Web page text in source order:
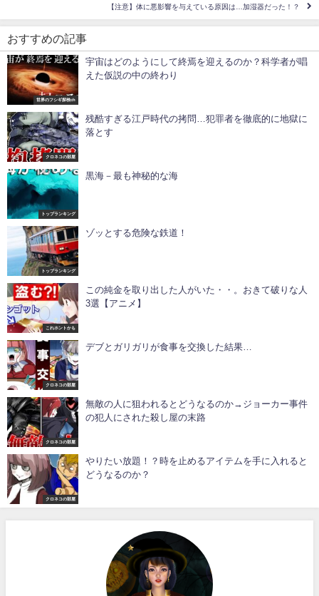
【注意】体に悪影響を与えている原因は…加湿器だった！？
おすすめの記事
世界のフシギ探検ch
宇宙はどのようにして終焉を迎えるのか？科学者が唱
えた仮説の中の終わり
クロネコの部屋
残酷すぎる江戸時代の拷問…犯罪者を徹底的に地獄に
落とす
トップランキング
黒海－最も神秘的な海
トップランキング
ゾッとする危険な鉄道！
これホントかも
この純金を取り出した人がいた・・。おきて破りな人
3選【アニメ】
クロネコの部屋
デブとガリガリが食事を交換した結果…
クロネコの部屋
無敵の人に狙われるとどうなるのか→ジョーカー事件
の犯人にされた殺し屋の末路
クロネコの部屋
やりたい放題！？時を止めるアイテムを手に入れると
どうなるのか？